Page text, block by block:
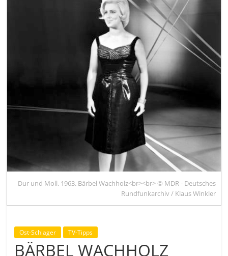
Dur und Moll. 1963. Bärbel Wachholz<br><br> © MDR - Deutsches
Rundfunkarchiv / Klaus Winkler
Ost-Schlager TV-Tipps
BÄRBEL WACHHOLZ